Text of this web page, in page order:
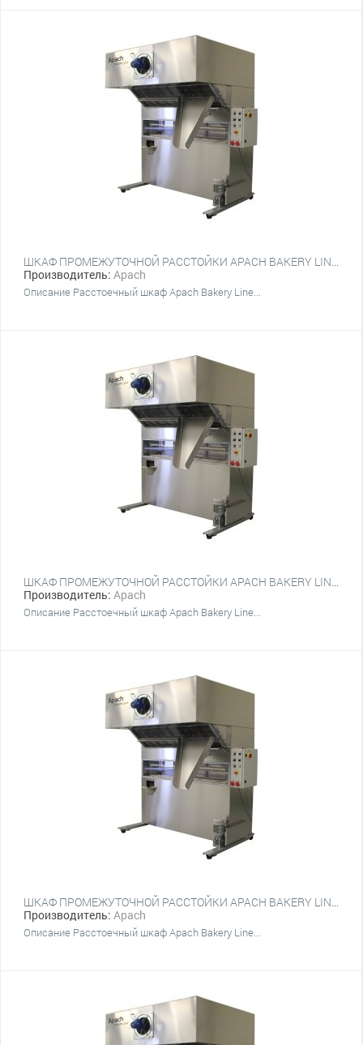
ШКАФ ПРОМЕЖУТОЧНОЙ РАССТОЙКИ APACH BAKERY LINE IP.50.12
Производитель: Apach
Описание Расстоечный шкаф Apach Bakery Line...
ШКАФ ПРОМЕЖУТОЧНОЙ РАССТОЙКИ APACH BAKERY LINE IP.50.08
Производитель: Apach
Описание Расстоечный шкаф Apach Bakery Line...
ШКАФ ПРОМЕЖУТОЧНОЙ РАССТОЙКИ APACH BAKERY LINE IP.28.12
Производитель: Apach
Описание Расстоечный шкаф Apach Bakery Line...